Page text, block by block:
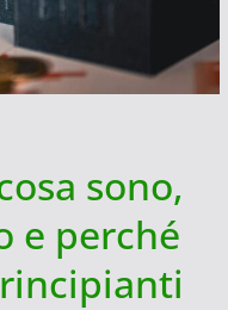
sono,
e perché